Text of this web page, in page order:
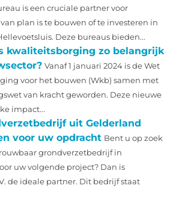
is een cruciale partner voor
plan is te bouwen of te investeren in
Deze bureaus bieden...
kwaliteitsborging zo belangrijk
Vanaf 1 januari 2024 is de Wet
voor het bouwen (Wkb) samen met
van kracht geworden. Deze nieuwe
impact...
uit Gelderland
voor uw opdracht Bent u op zoek
grondverzetbedrijf in
uw volgende project? Dan is
de ideale partner. Dit bedrijf staat